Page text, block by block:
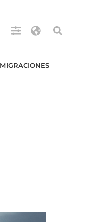
MIGRACIONES